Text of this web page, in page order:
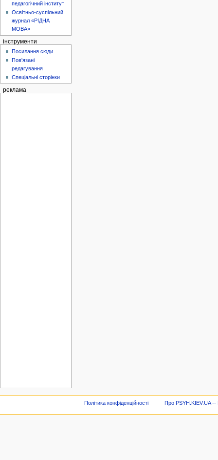
педагогічний інститут
Освітньо-суспільний
журнал «РІДНА
МОВА»
інструменти
Посилання сюди
Пов'язані
редагування
Спеціальні сторінки
реклама
Політика конфіденційності Про PSYH.KIEV.UA --